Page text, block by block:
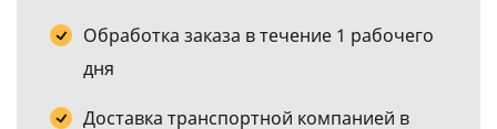
Обработка заказа в течение 1 рабочего
дня
Доставка транспортной компанией в